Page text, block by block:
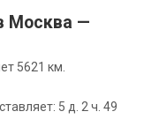
Москва —
5621 км.
5 д. 2 ч. 49